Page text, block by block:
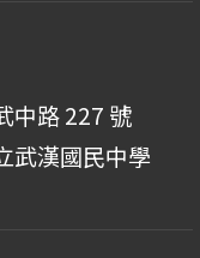
中路 227 號
武漢國民中學